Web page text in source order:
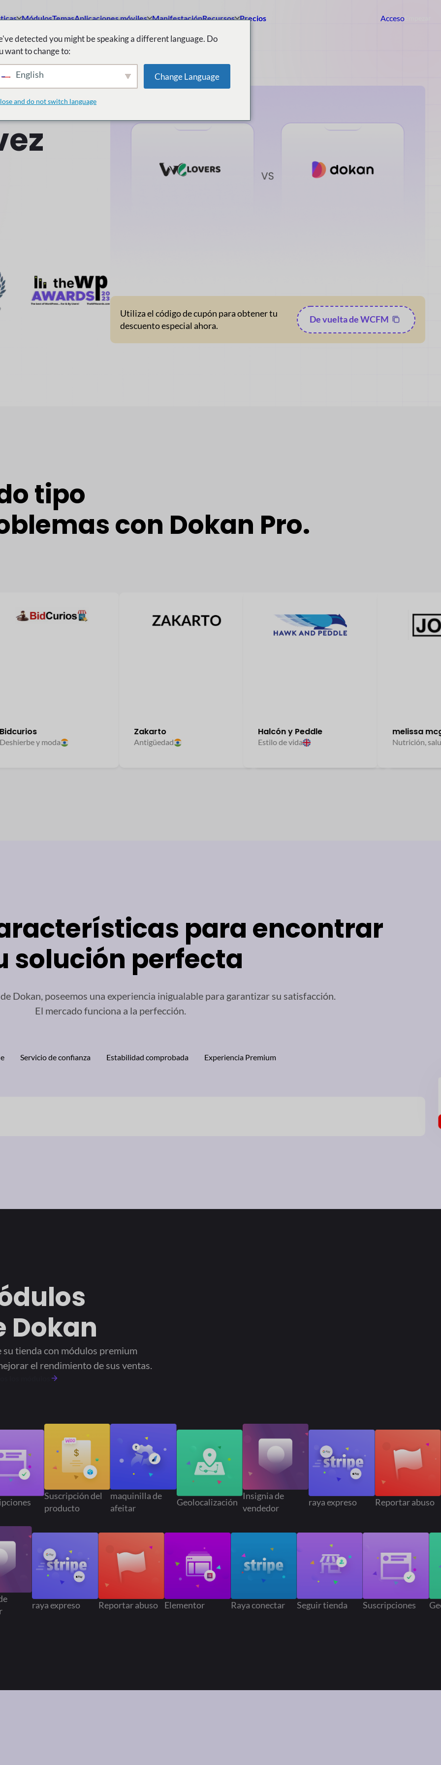
MódulosTemasAplicaciones móviles ManifestaciónRecursos Precios Acceso
Pro
Utiliza el código de cupón para obtener tu
descuento especial ahora.
De vuelta de WCFM
tipo
con Dokan Pro.
y moda
Zakarto
Antigüedad
Parsiankala
Irán Deportes
Halcón y Peddle
Estilo de vida
melissa
Nutrición, salud y
para encontrar
solución perfecta
Dokan, poseemos una experiencia inigualable para garantizar su satisfacción.
El mercado funciona a la perfección.
Servicio de confianza Estabilidad comprobada Experiencia Premium
Dokan
su tienda con módulos premium
el rendimiento de sus ventas.
Suscripción del
producto
maquinilla de
afeitar
Geolocalización
Insignia de
vendedor
raya expreso Reportar abuso
de
raya expreso Reportar abuso Elementor Raya conectar Seguir tienda Suscripciones
detected you might be speaking a different language. Do
want to change to:
English Change Language
and do not switch language